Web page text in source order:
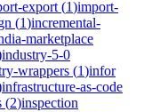
export (1)import-
(1)incremental-
marketplace
industry-5-0
wrappers (1)infor
infrastructure-as-code
(2)inspection